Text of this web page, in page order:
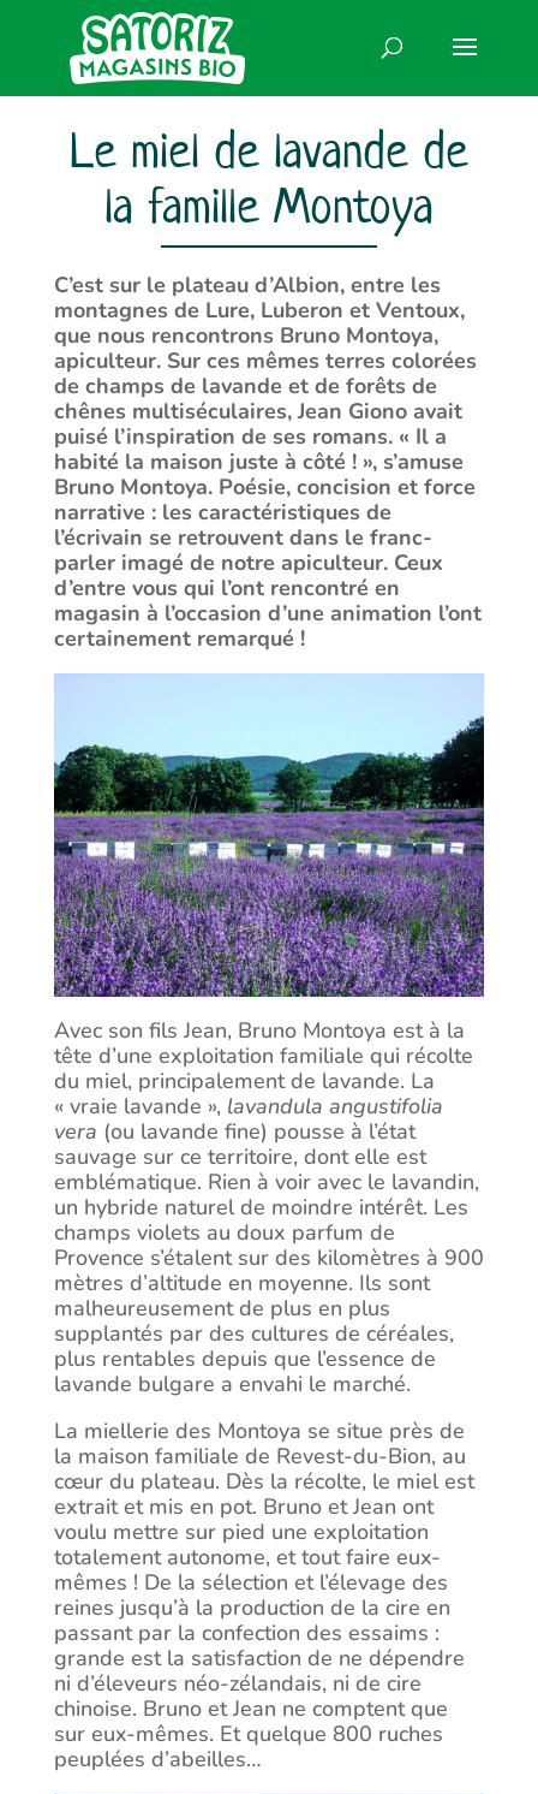
Le miel de lavande de
la famille Montoya
C’est sur le plateau d’Albion, entre les
montagnes de Lure, Luberon et Ventoux,
que nous rencontrons Bruno Montoya,
apiculteur. Sur ces mêmes terres colorées
de champs de lavande et de forêts de
chênes multiséculaires, Jean Giono avait
puisé l’inspiration de ses romans. « Il a
habité la maison juste à côté ! », s’amuse
Bruno Montoya. Poésie, concision et force
narrative : les caractéristiques de
l’écrivain se retrouvent dans le franc-
parler imagé de notre apiculteur. Ceux
d’entre vous qui l’ont rencontré en
magasin à l’occasion d’une animation l’ont
certainement remarqué !
Avec son fils Jean, Bruno Montoya est à la
tête d’une exploitation familiale qui récolte
du miel, principalement de lavande. La
« vraie lavande », lavandula angustifolia
vera (ou lavande fine) pousse à l’état
sauvage sur ce territoire, dont elle est
emblématique. Rien à voir avec le lavandin,
un hybride naturel de moindre intérêt. Les
champs violets au doux parfum de
Provence s’étalent sur des kilomètres à 900
mètres d’altitude en moyenne. Ils sont
malheureusement de plus en plus
supplantés par des cultures de céréales,
plus rentables depuis que l’essence de
lavande bulgare a envahi le marché.
La miellerie des Montoya se situe près de
la maison familiale de Revest-du-Bion, au
cœur du plateau. Dès la récolte, le miel est
extrait et mis en pot. Bruno et Jean ont
voulu mettre sur pied une exploitation
totalement autonome, et tout faire eux-
mêmes ! De la sélection et l’élevage des
reines jusqu’à la production de la cire en
passant par la confection des essaims :
grande est la satisfaction de ne dépendre
ni d’éleveurs néo-zélandais, ni de cire
chinoise. Bruno et Jean ne comptent que
sur eux-mêmes. Et quelque 800 ruches
peuplées d’abeilles…